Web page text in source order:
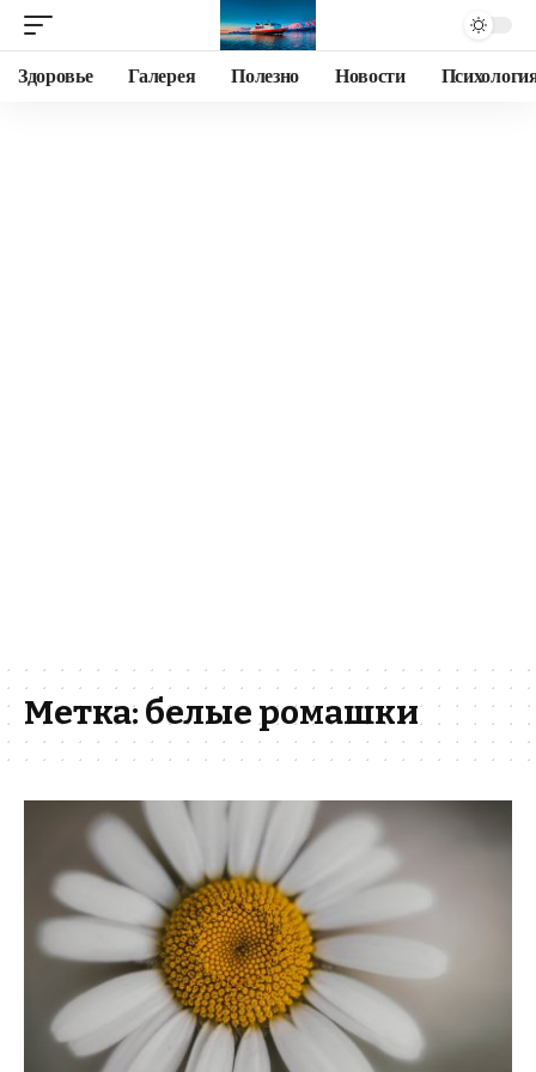
Здоровье Галерея Полезно Новости
Метка: белые ромашки